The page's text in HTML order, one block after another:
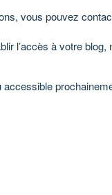
vous pouvez
l’accès à votre